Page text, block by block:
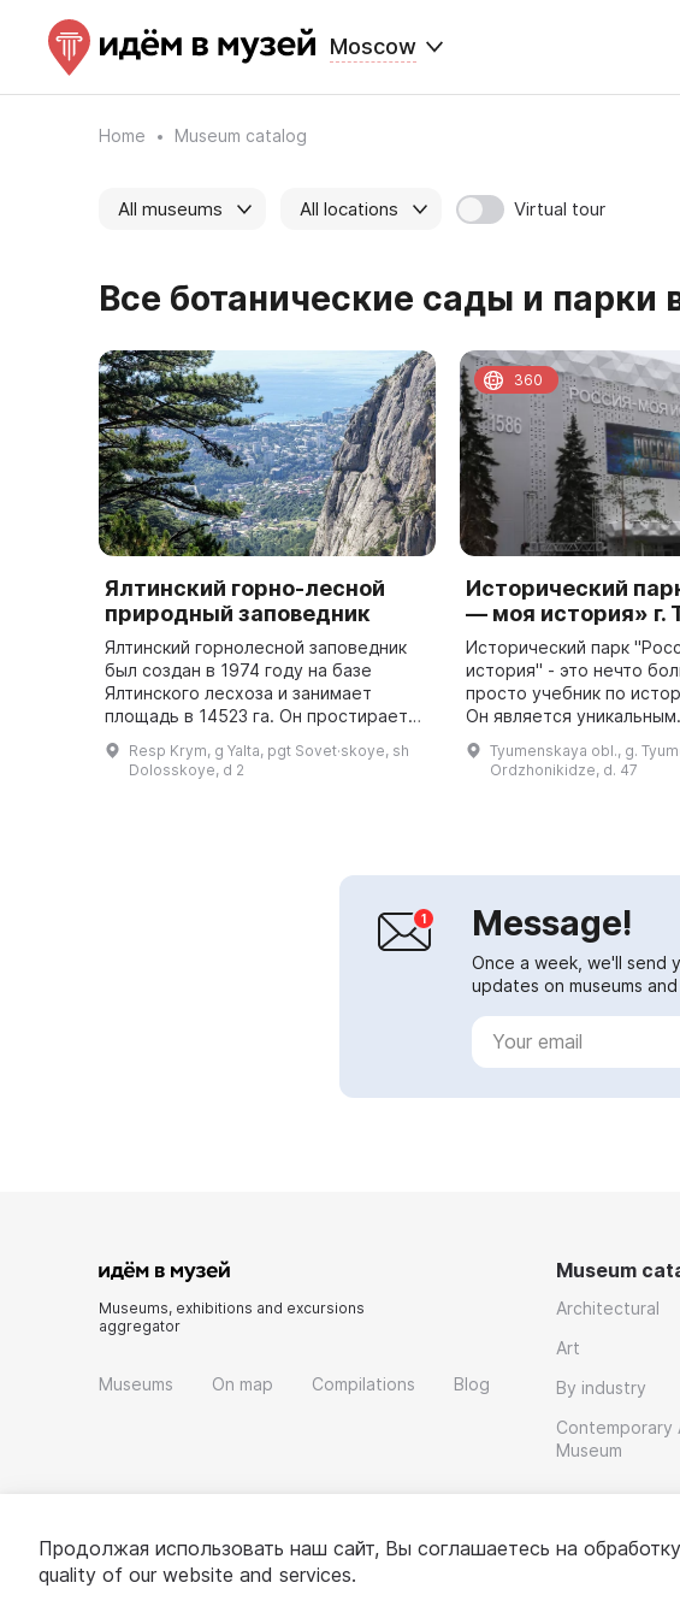
Moscow
Home Museum catalog
All museums All locations Virtual tour
Все ботанические сады и парки
Ялтинский горно-лесной
природный заповедник
Ялтинский горнолесной заповедник
был создан в 1974 году на базе
Ялтинского лесхоза и занимает
площадь в 14523 га. Он простирается
от Фороса на западе до Гурзуфа на
востоке, а наивысшей точкой
Resp Krym, g Yalta, pgt Sovet·skoye, sh
Dolosskoye, d 2
Исторический
— моя история» г.
Исторический парк
история" - это нечто
просто учебник по
Он является уникальным
мультимедийным
который представляет
России с древнейших в...
Tyumenskaya obl., g.
Ordzhonikidze, d. 47
360
Message!
Once a week, we'll send
updates on museums
Museums, exhibitions and excursions
aggregator
Museums On map Compilations Blog
Museum
Architectural
Art
By industry
Contemporary
Museum
Продолжая использовать наш сайт, Вы соглашаетесь на обработку
quality of our website and services.